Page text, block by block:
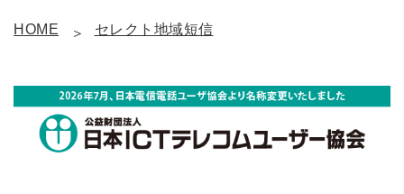
HOME セレクト地域短信